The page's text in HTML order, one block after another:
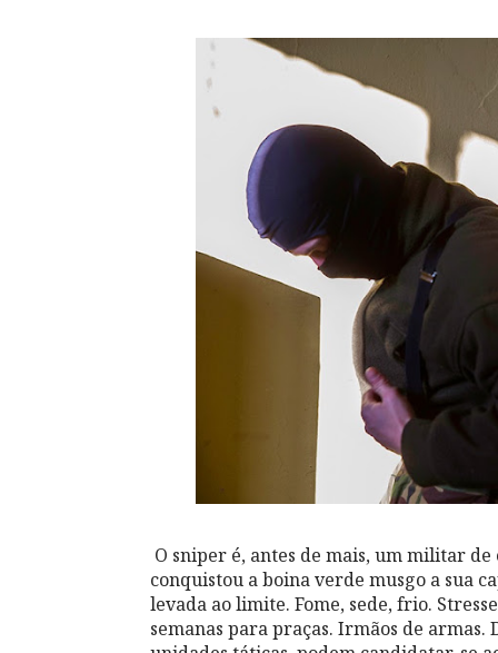
O sniper é, antes de mais, um militar
conquistou a boina verde musgo a sua
levada ao limite. Fome, sede, frio.
semanas para praças. Irmãos de armas.